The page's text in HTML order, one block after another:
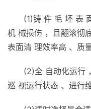
(1)铸 件 毛 坯 表
机 械损伤 ，且翻滚彻
表面清 理效率高 、质
(2)全 自动化运行
巡 视运行状态 、进行